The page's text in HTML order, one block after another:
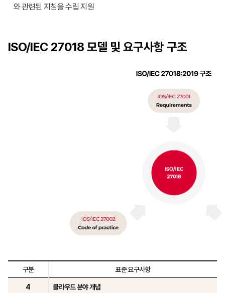
와 관련된 지침을 수립 지원
ISO/IEC 27018 모델 및 요구사항 구조
구분 표준 요구사항
4 클라우드 분야 개념